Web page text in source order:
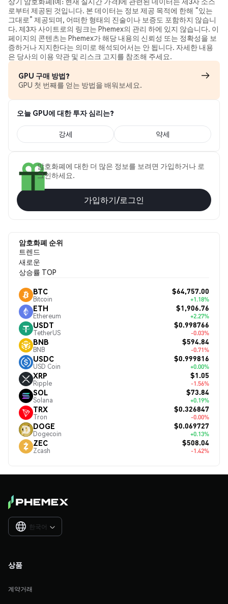
로부터 제공된 것입니다. 본 데이터는 정보 제공 목적에 한해 “있는
그대로” 제공되며, 어떠한 형태의 진술이나 보증도 포함하지 않습니
다. 제3자 사이트로의 링크는 Phemex의 관리 하에 있지 않습니다. 이
페이지의 콘텐츠는 Phemex가 해당 내용의 신뢰성 또는 정확성을 보
증하거나 지지한다는 의미로 해석되어서는 안 됩니다. 자세한 내용
은 당사의 이용 약관 및 리스크 고지를 참조해 주세요.
GPU 구매 방법?
GPU 첫 번째를 얻는 방법을 배워보세요.
오늘 GPU에 대한 투자 심리는?
강세 약세
암호화폐에 대한 더 많은 정보를 보려면 가입하거나 로
그인하세요.
가입하기/로그인
암호화폐 순위
트렌드
새로운
상승률 TOP
BTC
Bitcoin
$64,757.00
+1.18%
ETH
Ethereum
$1,906.76
+2.27%
USDT
TetherUS
$0.998766
-0.03%
BNB
BNB
$594.84
-0.71%
USDC
USD Coin
$0.999816
+0.00%
XRP
Ripple
$1.05
-1.56%
SOL
Solana
$73.84
+0.19%
TRX
Tron
$0.326847
-0.00%
DOGE
Dogecoin
$0.069727
+0.13%
ZEC
Zcash
$508.04
-1.42%
한국어 
상품
계약거래